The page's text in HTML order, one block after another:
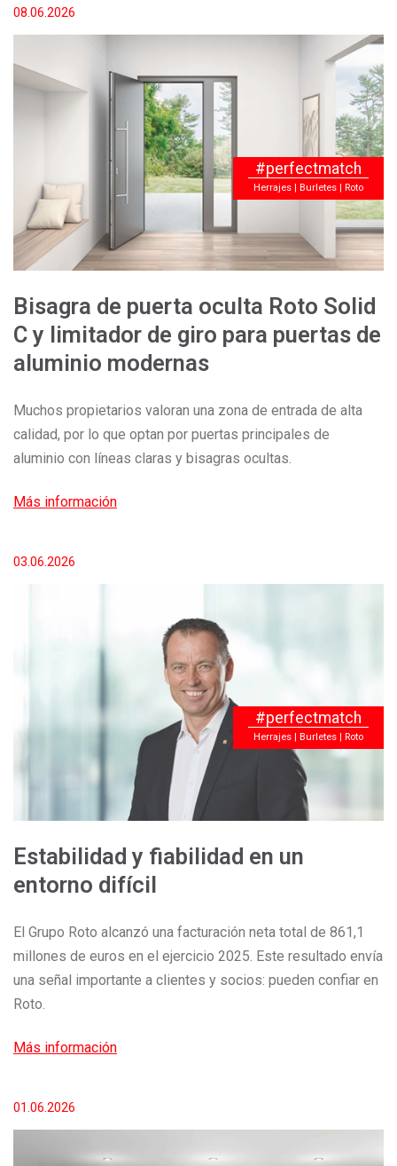
#perfectmatch
Herrajes | Burletes | Roto
08.06.2026
Bisagra de puerta oculta Roto Solid
C y limitador de giro para puertas de
aluminio modernas
Muchos propietarios valoran una zona de entrada de alta
calidad, por lo que optan por puertas principales de
aluminio con líneas claras y bisagras ocultas.
Más información
#perfectmatch
Herrajes | Burletes | Roto
03.06.2026
Estabilidad y fiabilidad en un
entorno difícil
El Grupo Roto alcanzó una facturación neta total de 861,1
millones de euros en el ejercicio 2025. Este resultado envía
una señal importante a clientes y socios: pueden confiar en
Roto.
Más información
01.06.2026